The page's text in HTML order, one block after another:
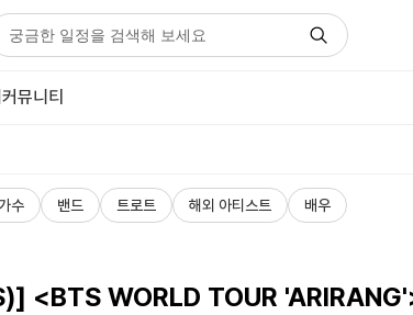
커뮤니티
수 밴드 트로트 해외 아티스트 배우
<BTS WORLD TOUR